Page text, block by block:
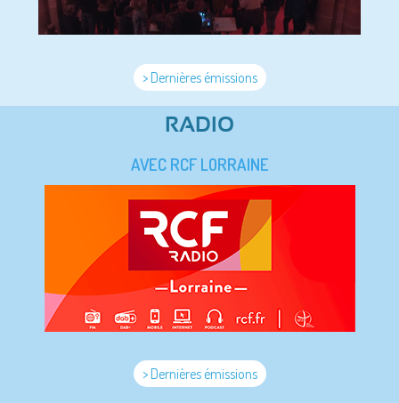
> Dernières émissions
RADIO
AVEC RCF LORRAINE
> Dernières émissions